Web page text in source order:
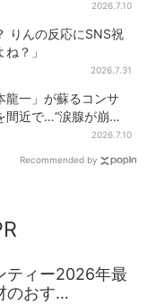
2026.7.10
りんの反応にSNS祝
？」
2026.7.31
龍一」が蘇るコンサ
間近で…“涙腺が崩
2026.7.10
Recommended by
ティー2026年最
のおす…